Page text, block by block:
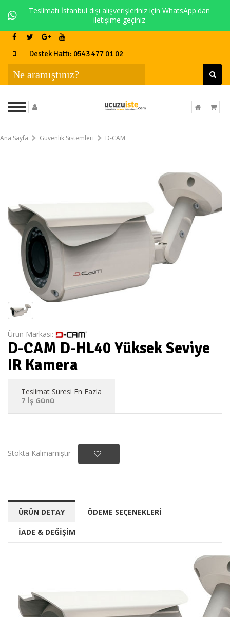
Teslimatı İstanbul dışı alışverişleriniz için WhatsApp'dan
iletişime geçiniz
Destek Hattı: 0543 477 01 02
Ana Sayfa Güvenlik Sistemleri D-CAM
Ürün Markası:
D-CAM D-HL40 Yüksek Seviye
IR Kamera
Teslimat Süresi En Fazla
7 İş Günü
Stokta Kalmamıştır
ÜRÜN DETAY ÖDEME SEÇENEKLERİ
İADE & DEĞİŞİM